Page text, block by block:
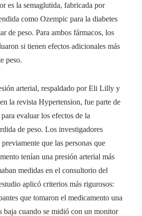
es la semaglutida, fabricada por
como Ozempic para la diabetes
de peso. Para ambos fármacos, los
si tienen efectos adicionales más
peso.
arterial, respaldado por Eli Lilly y
la revista Hypertension, fue parte de
evaluar los efectos de la
de peso. Los investigadores
que las personas que
tenían una presión arterial más
medidas en el consultorio del
aplicó criterios más rigurosos:
que tomaron el medicamento una
baja cuando se midió con un monitor